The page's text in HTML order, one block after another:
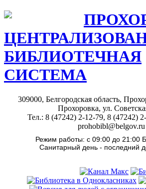
БИБЛИОТЕЧНАЯ
СИСТЕМА
309000, Белгородская область,
Прохоровка, ул.
Тел.: 8 (47242) 2-12-79, 8 (47242)
prohobibl@belgov.ru
Режим работы: с 09:00 до 21:00
Санитарный день - последний